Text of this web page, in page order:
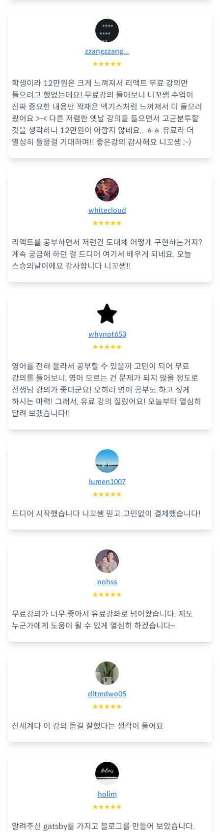
zzangzzang...
★★★★★
학생이라 12만원은 크게 느껴져서 리액트 무료 강의만
들으려고 했었는데요! 무료강의 들어보니 니꼬쌤 수업이
진짜 중요한 내용만 꽉채운 액기스처럼 느껴져서 더 들으러
왔어요 >-< 다른 저렴한 옛날 강의들 들으면서 고군분투할
것을 생각하니 12만원이 아깝지 않네요.. ㅎㅎ 유료라 더
열심히 들을걸 기대하며!! 좋은강의 감사해요 니꼬쌤 ;-)
whitecloud
★★★★★
리액트를 공부하면서 저런건 도대체 어떻게 구현하는거지?
계속 궁금해 하던 걸 드디어 여기서 배우게 되네요. 오늘
스승의날이에요 감사합니다 니꼬쌤!!
whynot653
★★★★★
영어를 전혀 몰라서 공부할 수 있을까 고민이 되어 무료
강의를 들어보니, 영어 모르는 건 문제가 되지 않을 정도로
선생님 강의가 좋더군요! 오히려 영어 공부도 하고 싶게
하시는 마력! 그래서, 유료 강의 질렀어요! 오늘부터 열심히
달려 보겠습니다!!
lumen1007
★★★★★
드디어 시작했습니다 니꼬쌤 믿고 고민없이 결제했습니다!
nohss
★★★★★
무료강의가 너무 좋아서 유료강좌로 넘어왔습니다. 저도
누군가에게 도움이 될 수 있게 열심히 하겠습니다~
dltmdwo05
★★★★★
신세계다 이 강의 듣길 잘했다는 생각이 들어요
holim
★★★★★
알려주신 gatsby를 가지고 블로그를 만들어 보았습니다.